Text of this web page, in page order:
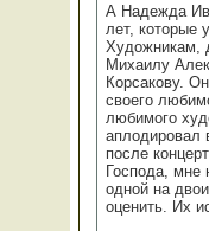
А Надежда
лет, которые
Художникам,
Михаилу
Корсакову.
своего
любимого
аплодировал
после
Господа, мне
одной на
оценить. Их